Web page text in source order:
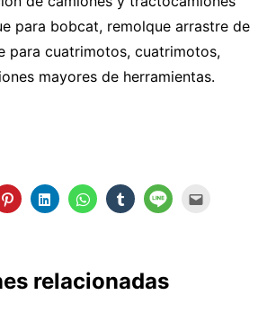
para bobcat, remolque arrastre de
para cuatrimotos, cuatrimotos,
mayores de herramientas.
relacionadas